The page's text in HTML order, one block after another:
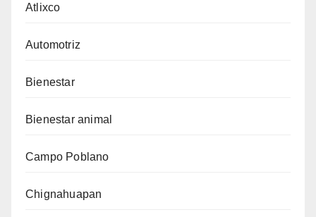
Atlixco
Automotriz
Bienestar
Bienestar animal
Campo Poblano
Chignahuapan